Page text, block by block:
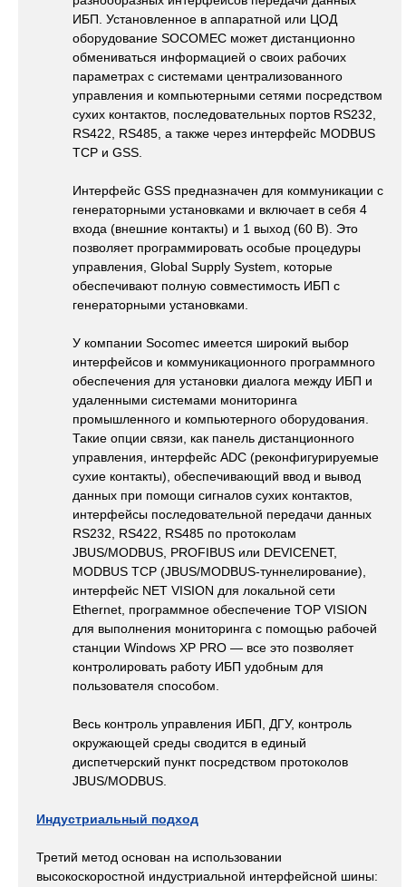
ИБП. Установленное в аппаратной или ЦОД
оборудование SOCOMEC может дистанционно
обмениваться информацией о своих рабочих
параметрах с системами централизованного
управления и компьютерными сетями посредством
сухих контактов, последовательных портов RS232,
RS422, RS485, а также через интерфейс MODBUS
TCP и GSS.
Интерфейс GSS предназначен для коммуникации с
генераторными установками и включает в себя 4
входа (внешние контакты) и 1 выход (60 В). Это
позволяет программировать особые процедуры
управления, Global Supply System, которые
обеспечивают полную совместимость ИБП с
генераторными установками.
У компании Socomec имеется широкий выбор
интерфейсов и коммуникационного программного
обеспечения для установки диалога между ИБП и
удаленными системами мониторинга
промышленного и компьютерного оборудования.
Такие опции связи, как панель дистанционного
управления, интерфейс ADC (реконфигурируемые
сухие контакты), обеспечивающий ввод и вывод
данных при помощи сигналов сухих контактов,
интерфейсы последовательной передачи данных
RS232, RS422, RS485 по протоколам
JBUS/MODBUS, PROFIBUS или DEVICENET,
MODBUS TCP (JBUS/MODBUS-туннелирование),
интерфейс NET VISION для локальной сети
Ethernet, программное обеспечение TOP VISION
для выполнения мониторинга с помощью рабочей
станции Windows XP PRO — все это позволяет
контролировать работу ИБП удобным для
пользователя способом.
Весь контроль управления ИБП, ДГУ, контроль
окружающей среды сводится в единый
диспетчерский пункт посредством протоколов
JBUS/MODBUS.
Индустриальный подход
Третий метод основан на использовании
высокоскоростной индустриальной интерфейсной шины: